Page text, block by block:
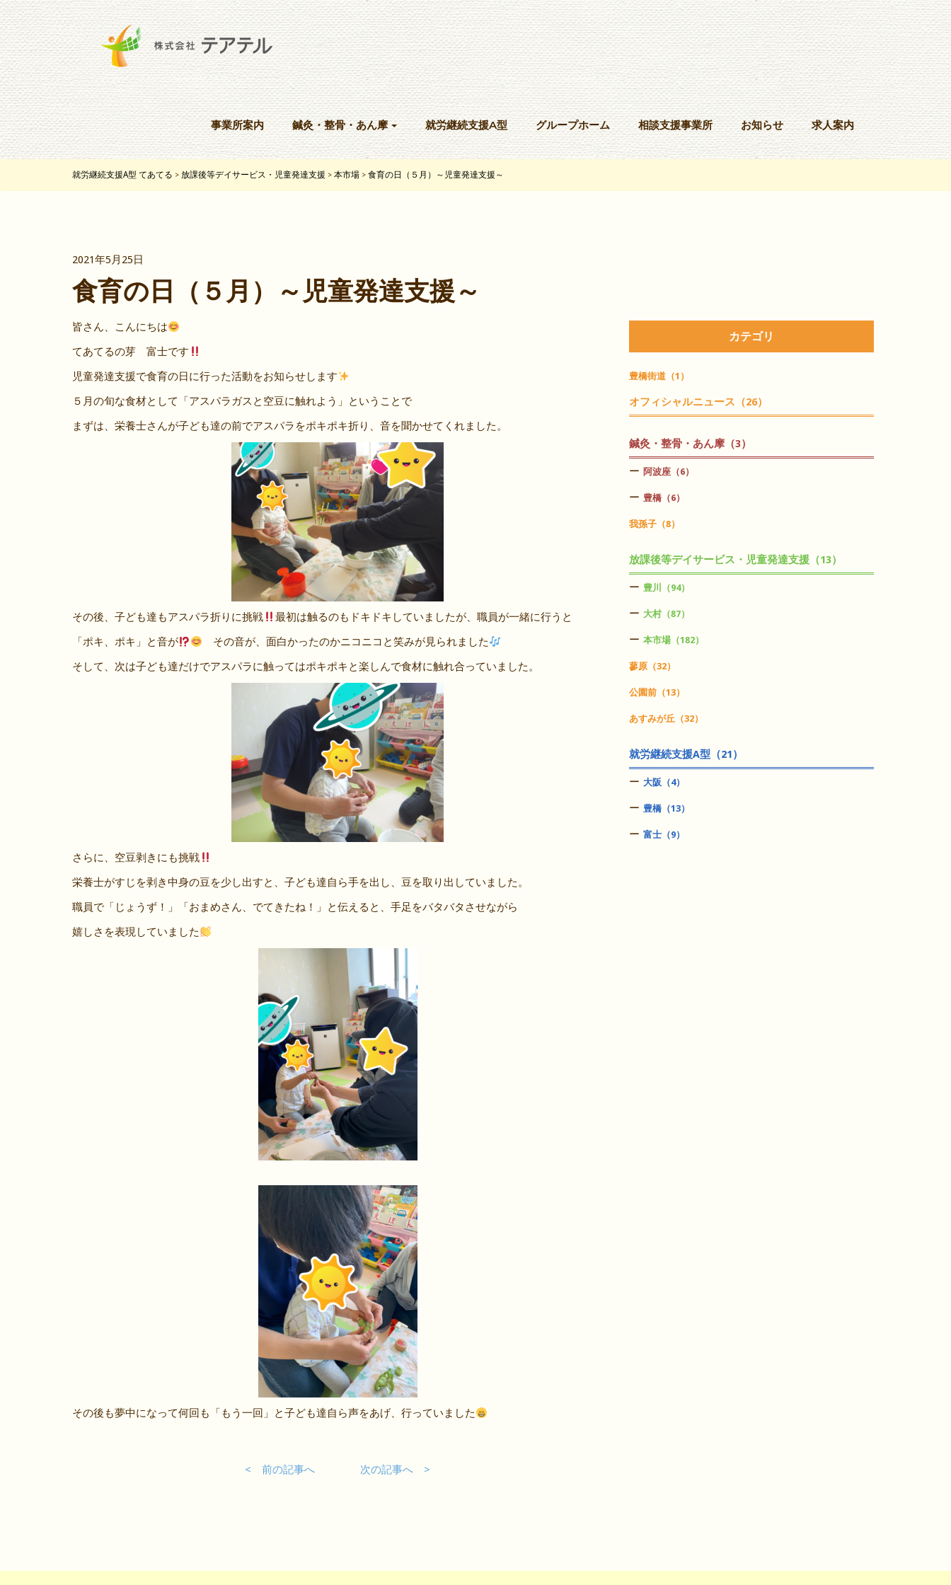
事業所案内 鍼灸・整骨・あん摩 就労継続支援A型 グループホーム 相談支援事業所 お知らせ 求人案内
就労継続支援A型 てあてる > 放課後等デイサービス・児童発達支援 > 本市場 > 食育の日（５月）～児童発達支援～
2021年5月25日
食育の日（５月）～児童発達支援～
皆さん、こんにちは
てあてるの芽 富士です
児童発達支援で食育の日に行った活動をお知らせします
５月の旬な食材として「アスパラガスと空豆に触れよう」ということで
まずは、栄養士さんが子ども達の前でアスパラをポキポキ折り、音を聞かせてくれました。
その後、子ども達もアスパラ折りに挑戦
最初は触るのもドキドキしていましたが、職員が一緒に行うと
「ポキ、ポキ」と音が
その音が、面白かったのかニコニコと笑みが見られました
そして、次は子ども達だけでアスパラに触ってはポキポキと楽しんで食材に触れ合っていました。
さらに、空豆剥きにも挑戦
栄養士がすじを剥き中身の豆を少し出すと、子ども達自ら手を出し、豆を取り出していました。
職員で「じょうず！」「おまめさん、でてきたね！」と伝えると、手足をバタバタさせながら
嬉しさを表現していました
その後も夢中になって何回も「もう一回」と子ども達自ら声をあげ、行っていました
< 前の記事へ 次の記事へ >
カテゴリ
豊橋街道（1）
オフィシャルニュース（26）
鍼灸・整骨・あん摩（3）
阿波座（6）
豊橋（6）
我孫子（8）
放課後等デイサービス・児童発達支援（13）
豊川（94）
大村（87）
本市場（182）
蓼原（32）
公園前（13）
あすみが丘（32）
就労継続支援A型（21）
大阪（4）
豊橋（13）
富士（9）